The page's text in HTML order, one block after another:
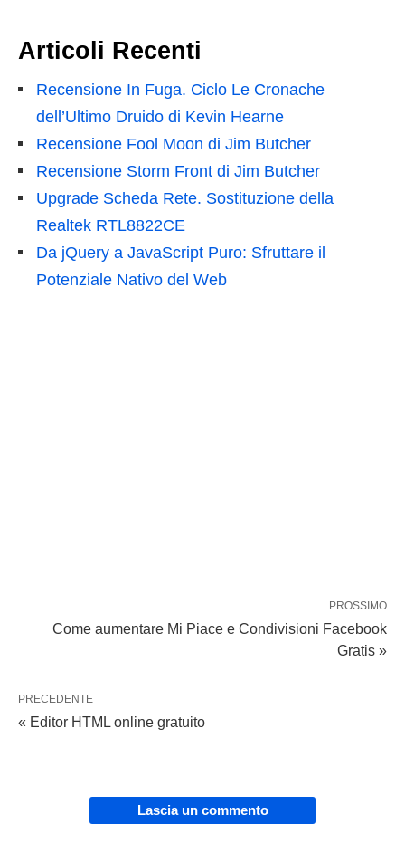
Articoli Recenti
Recensione In Fuga. Ciclo Le Cronache
dell’Ultimo Druido di Kevin Hearne
Recensione Fool Moon di Jim Butcher
Recensione Storm Front di Jim Butcher
Upgrade Scheda Rete. Sostituzione della
Realtek RTL8822CE
Da jQuery a JavaScript Puro: Sfruttare il
Potenziale Nativo del Web
PROSSIMO
Come aumentare Mi Piace e Condivisioni Facebook
Gratis »
PRECEDENTE
« Editor HTML online gratuito
Lascia un commento